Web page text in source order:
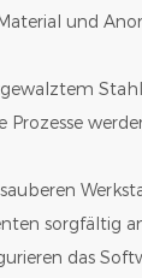
und
Prozesse
sorgfältig
das